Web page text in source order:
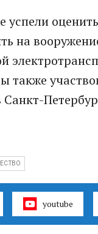
на
также
youtube